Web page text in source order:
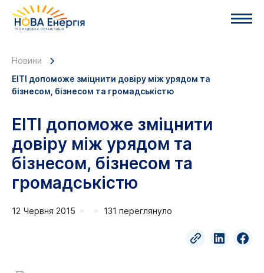
Новини
EITI допоможе зміцнити довіру між урядом та
бізнесом, бізнесом та громадськістю
EITI допоможе зміцнити
довіру між урядом та
бізнесом, бізнесом та
громадськістю
12 Червня 2015 131 переглянуло